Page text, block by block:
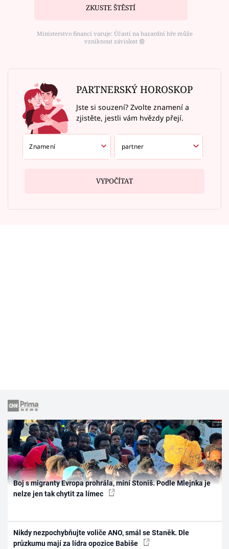
ZKUSTE ŠTĚSTÍ
Ministerstvo financí varuje: Účastí na hazardní hře může
vzniknout závislost ⑱
PARTNERSKÝ HOROSKOP
Jste si souzení? Zvolte znamení a
zjistěte, jestli vám hvězdy přejí.
VYPOČÍTAT
Boj s migranty Evropa prohrála, míní Stoniš. Podle Mlejnka je
nelze jen tak chytit za límec
Nikdy nezpochybňujte voliče ANO, smál se Staněk. Dle
průzkumu mají za lídra opozice Babiše